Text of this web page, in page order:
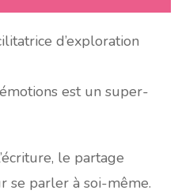
d’exploration
est un super-
le partage
se parler à soi-même.